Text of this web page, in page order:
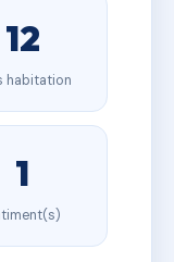
12
habitation
1